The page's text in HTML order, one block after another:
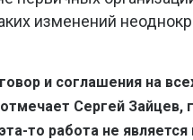
изменений
и соглашения на
Сергей Зайцев,
то работа не